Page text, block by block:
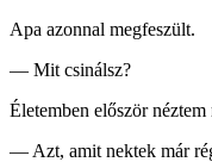
Apa azonnal megfeszült.
— Mit csinálsz?
Életemben először
— Azt, amit nektek már